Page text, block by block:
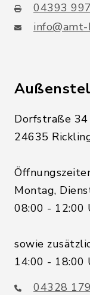
04393
Dorfstraße 34
24635
Montag,
08:00 - 12:00
sowie
14:00 - 18:00
04328